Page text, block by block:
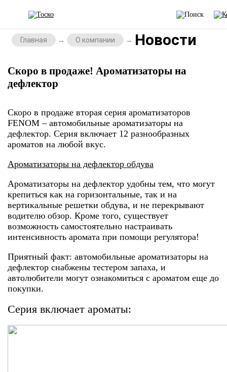
Главная О компании Новости
Скоро в продаже! Ароматизаторы на
дефлектор
Скоро в продаже вторая серия ароматизаторов
FENOM – автомобильные ‎ароматизаторы на
дефлектор. Серия включает 12 разнообразных
ароматов на любой вкус.‎
Ароматизаторы на дефлектор обдува
Ароматизаторы на дефлектор удобны тем, что могут
крепиться как на горизонтальные, так и на
вертикальные решетки обдува, и не перекрывают
водителю обзор. Кроме того, существует
возможность ‎самостоятельно настраивать
интенсивность аромата при помощи регулятора!
Приятный ‎факт: автомобильные ароматизаторы на
дефлектор снабжены тестером запаха, и
‎автолюбители могут ознакомиться с ароматом еще до
покупки. ‎
Серия включает ароматы: